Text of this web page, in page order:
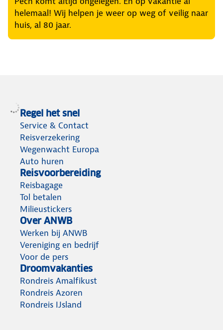
helemaal! Wij helpen je weer op weg of veilig naar
huis, al 80 jaar.
Regel het snel
Service & Contact
Reisverzekering
Wegenwacht Europa
Auto huren
Reisvoorbereiding
Reisbagage
Tol betalen
Milieustickers
Over ANWB
Werken bij ANWB
Vereniging en bedrijf
Voor de pers
Droomvakanties
Rondreis Amalfikust
Rondreis Azoren
Rondreis IJsland